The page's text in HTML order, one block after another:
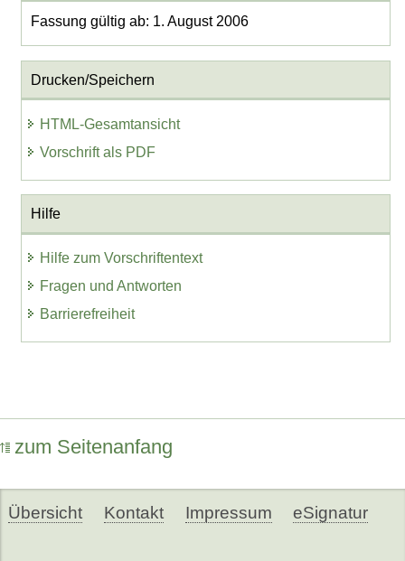
Fassung gültig ab: 1. August 2006
Drucken/Speichern
HTML-Gesamtansicht
Vorschrift als PDF
Hilfe
Hilfe zum Vorschriftentext
Fragen und Antworten
Barrierefreiheit
zum Seitenanfang
Übersicht Kontakt Impressum eSignatur